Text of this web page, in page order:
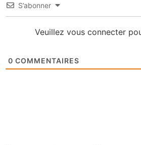
S’abonner
Veuillez vous connecter
0 COMMENTAIRES